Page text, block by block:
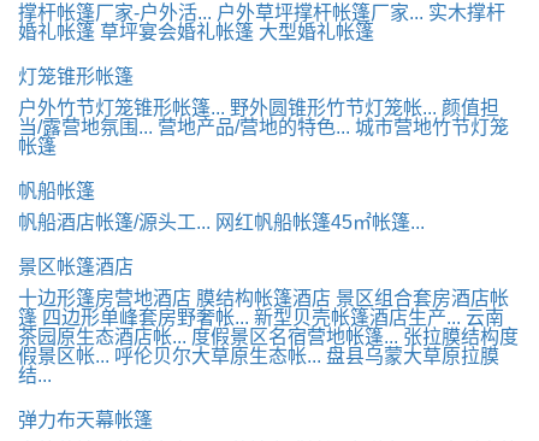
撑杆帐篷厂家-户外活... 户外草坪撑杆帐篷厂家... 实木撑杆
婚礼帐篷 草坪宴会婚礼帐篷 大型婚礼帐篷
灯笼锥形帐篷
户外竹节灯笼锥形帐篷... 野外圆锥形竹节灯笼帐... 颜值担
当/露营地氛围... 营地产品/营地的特色... 城市营地竹节灯笼
帐篷
帆船帐篷
帆船酒店帐篷/源头工... 网红帆船帐篷45㎡帐篷...
景区帐篷酒店
十边形篷房营地酒店 膜结构帐篷酒店 景区组合套房酒店帐
篷 四边形单峰套房野奢帐... 新型贝壳帐篷酒店生产... 云南
茶园原生态酒店帐... 度假景区名宿营地帐篷... 张拉膜结构度
假景区帐... 呼伦贝尔大草原生态帐... 盘县乌蒙大草原拉膜
结...
弹力布天幕帐篷